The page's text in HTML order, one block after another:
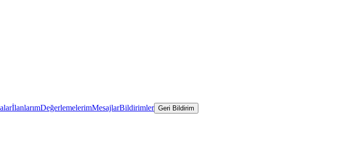
İlanlarımDeğerlemelerimMesajlarBildirimler Geri Bildirim